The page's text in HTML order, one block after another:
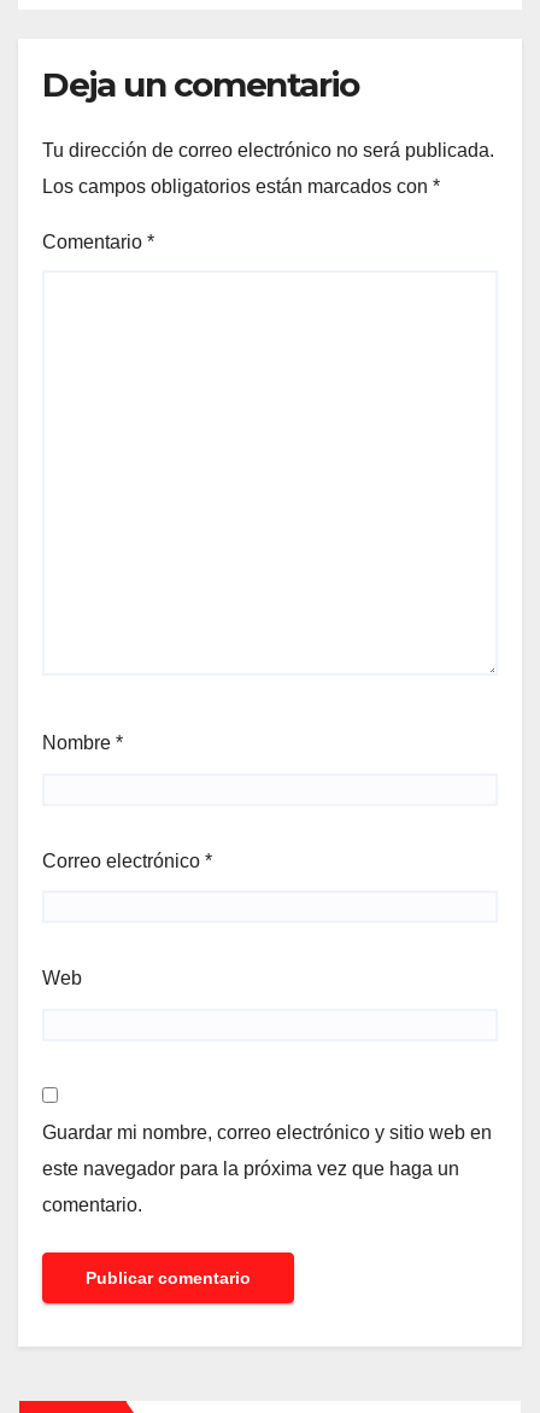
Deja un comentario
Tu dirección de correo electrónico no será publicada.
Los campos obligatorios están marcados con *
Comentario *
Nombre *
Correo electrónico *
Web
Guardar mi nombre, correo electrónico y sitio web en
este navegador para la próxima vez que haga un
comentario.